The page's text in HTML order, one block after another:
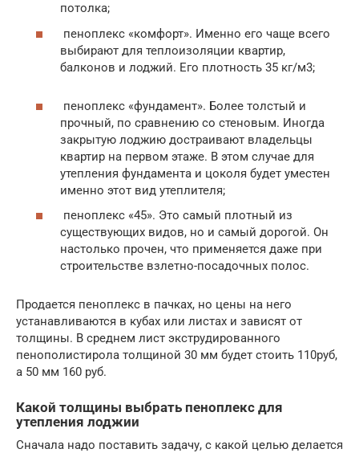
потолка;
пеноплекс «комфорт». Именно его чаще всего
выбирают для теплоизоляции квартир,
балконов и лоджий. Его плотность 35 кг/м3;
пеноплекс «фундамент». Более толстый и
прочный, по сравнению со стеновым. Иногда
закрытую лоджию достраивают владельцы
квартир на первом этаже. В этом случае для
утепления фундамента и цоколя будет уместен
именно этот вид утеплителя;
пеноплекс «45». Это самый плотный из
существующих видов, но и самый дорогой. Он
настолько прочен, что применяется даже при
строительстве взлетно-посадочных полос.
Продается пеноплекс в пачках, но цены на него
устанавливаются в кубах или листах и зависят от
толщины. В среднем лист экструдированного
пенополистирола толщиной 30 мм будет стоить 110руб,
а 50 мм 160 руб.
Какой толщины выбрать пеноплекс для
утепления лоджии
Сначала надо поставить задачу, с какой целью делается